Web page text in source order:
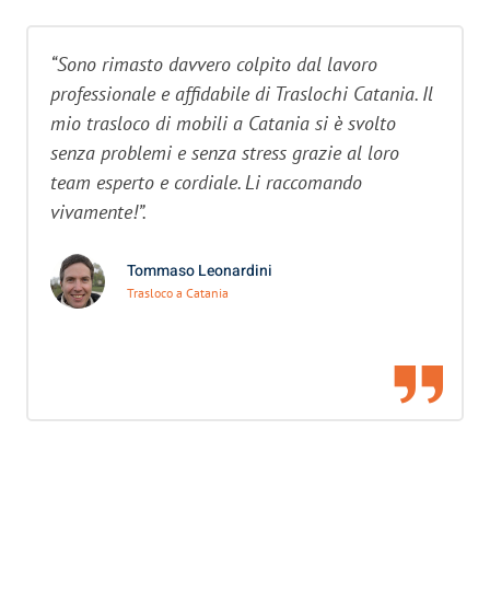
“Sono rimasto davvero colpito dal lavoro
professionale e affidabile di Traslochi Catania. Il
mio trasloco di mobili a Catania si è svolto
senza problemi e senza stress grazie al loro
team esperto e cordiale. Li raccomando
vivamente!”.
Tommaso Leonardini
Trasloco a Catania